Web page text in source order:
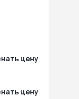
цену
цену